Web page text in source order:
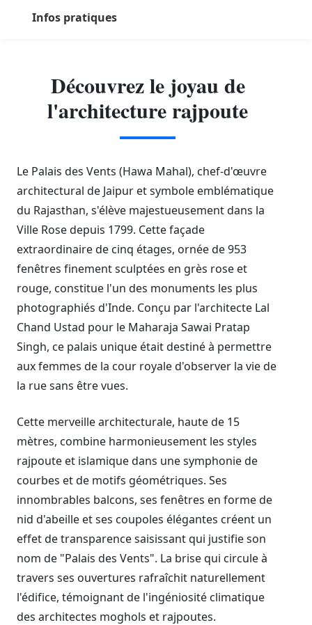
Infos pratiques
Découvrez le joyau de
l'architecture rajpoute
Le Palais des Vents (Hawa Mahal), chef-d'œuvre
architectural de Jaipur et symbole emblématique
du Rajasthan, s'élève majestueusement dans la
Ville Rose depuis 1799. Cette façade
extraordinaire de cinq étages, ornée de 953
fenêtres finement sculptées en grès rose et
rouge, constitue l'un des monuments les plus
photographiés d'Inde. Conçu par l'architecte Lal
Chand Ustad pour le Maharaja Sawai Pratap
Singh, ce palais unique était destiné à permettre
aux femmes de la cour royale d'observer la vie de
la rue sans être vues.
Cette merveille architecturale, haute de 15
mètres, combine harmonieusement les styles
rajpoute et islamique dans une symphonie de
courbes et de motifs géométriques. Ses
innombrables balcons, ses fenêtres en forme de
nid d'abeille et ses coupoles élégantes créent un
effet de transparence saisissant qui justifie son
nom de "Palais des Vents". La brise qui circule à
travers ses ouvertures rafraîchit naturellement
l'édifice, témoignant de l'ingéniosité climatique
des architectes moghols et rajpoutes.